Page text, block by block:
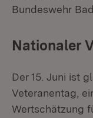
Bundeswehr
Nationaler
Der 15. Juni ist
Veteranentag,
Wertschätzung